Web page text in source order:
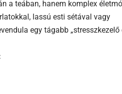
a teában, hanem komplex
lassú esti sétával vagy
egy tágabb „stresszkezelő